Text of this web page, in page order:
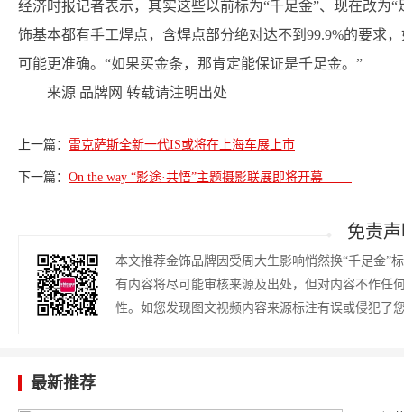
经济时报记者表示，其实这些以前标为“千足金”、现在改为
饰基本都有手工焊点，含焊点部分绝对达不到99.9%的要求
可能更准确。“如果买金条，那肯定能保证是千足金。”
来源 品牌网 转载请注明出处
上一篇： 雷克萨斯全新一代IS或将在上海车展上市
下一篇： On the way “影途·共悟”主题摄影联展即将开幕
免责
本文推荐金饰品牌因受周大生影响悄然换“千足金”
有内容将尽可能审核来源及出处，但对内容不作任
性。如您发现图文视频内容来源标注有误或侵犯了
最新推荐